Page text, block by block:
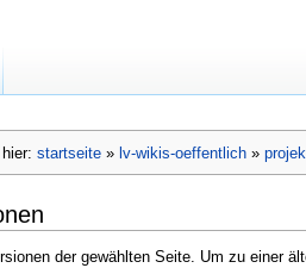
startseite » lv-wikis-oeffentlich »
der gewählten Seite. Um zu einer